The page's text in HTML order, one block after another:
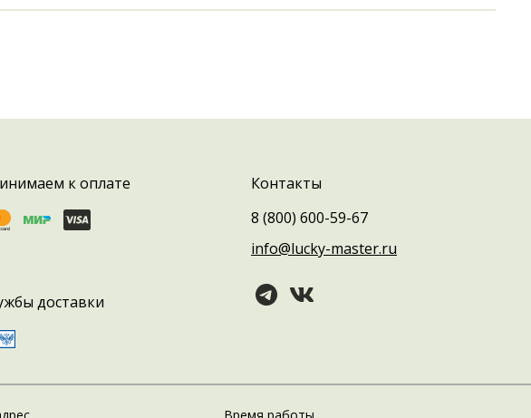
к оплате
доставки
Контакты
8 (800) 600-59-67
info@lucky-master.ru